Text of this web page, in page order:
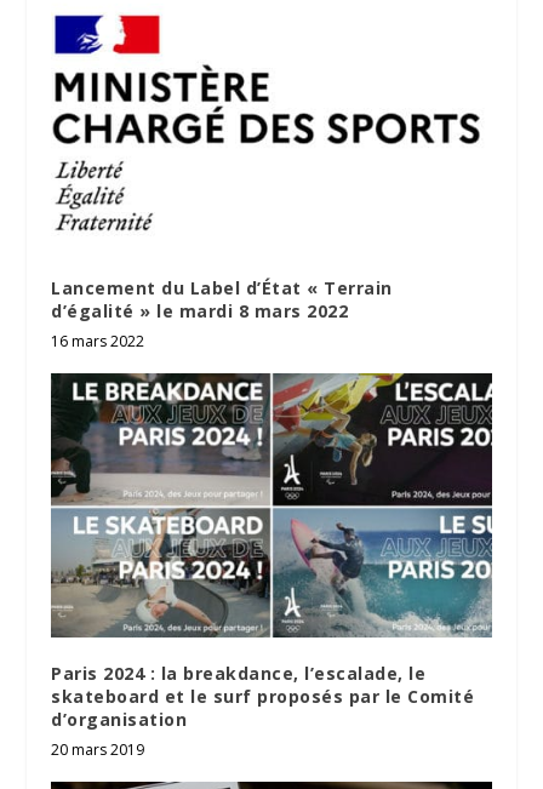
Lancement du Label d’État « Terrain
d’égalité » le mardi 8 mars 2022
16 mars 2022
Paris 2024 : la breakdance, l’escalade, le
skateboard et le surf proposés par le Comité
d’organisation
20 mars 2019